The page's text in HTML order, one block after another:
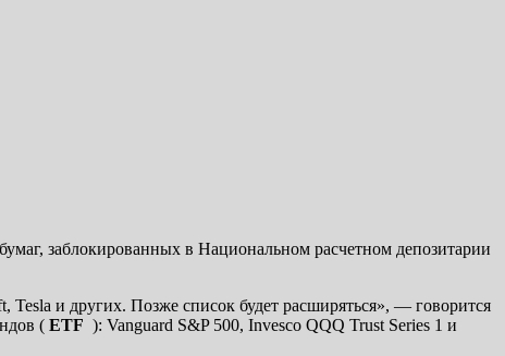
заблокированных в Национальном расчетном депозитарии
и других. Позже список будет расширяться», — говорится
( ETF ): Vanguard S&P 500, Invesco QQQ Trust Series 1 и